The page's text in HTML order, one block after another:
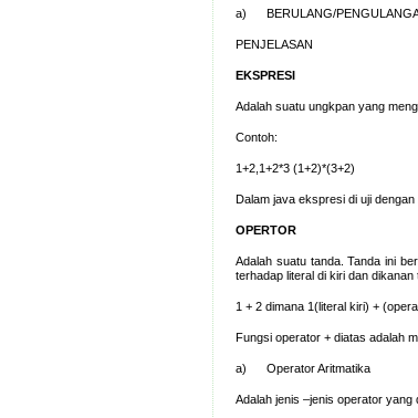
a) BERULANG/
PENJELASAN
EKSPRESI
Adalah suatu ungkpan yang
Contoh:
1+2,1+2*3 (1+2)*(3+2)
Dalam java ekspresi di uji
OPERTOR
Adalah suatu tanda. Tanda ini
terhadap literal di kiri dan dikanan
1 + 2 dimana 1(literal kiri) +
Fungsi operator + diatas adalah
a) Operator Aritmatika
Adalah jenis –jenis operator yang